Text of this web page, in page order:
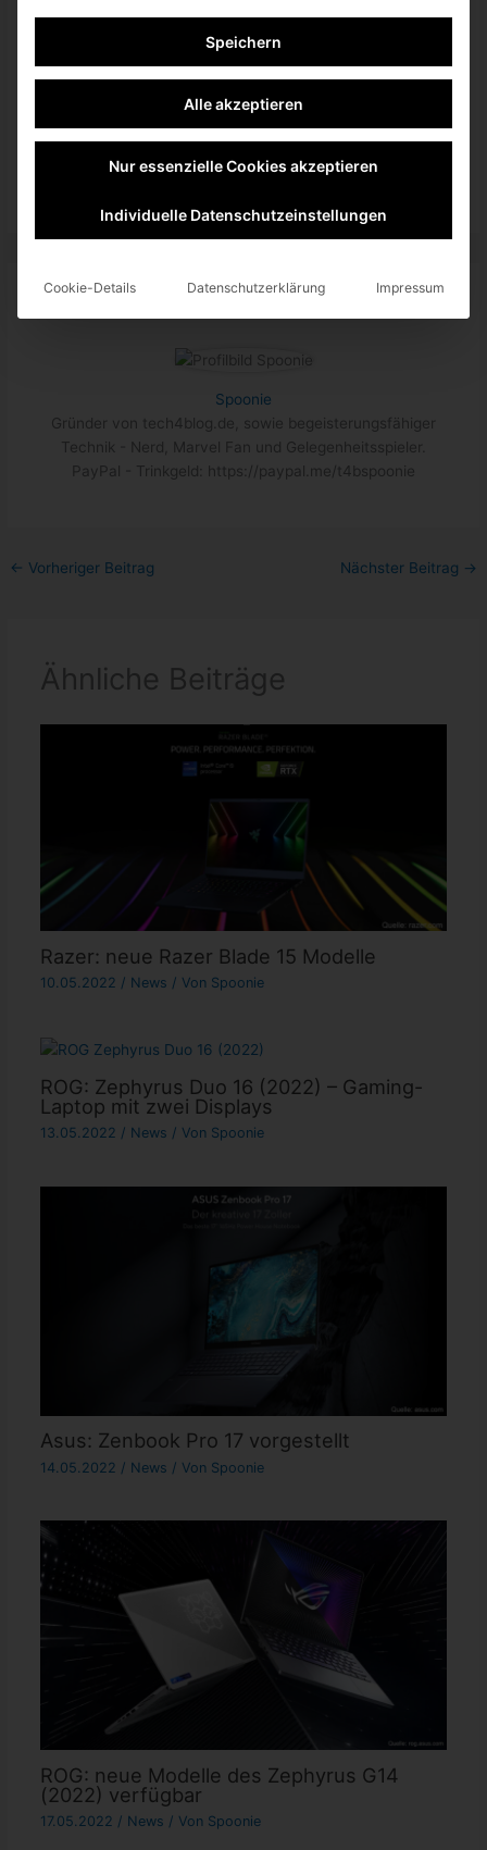
Hier geht es zuroffiziellen Webseite.
twittern teilen teilen
teilen RSS-feed
About The Author
Spoonie
Gründer von tech4blog.de, sowie begeisterungsfähiger
Technik - Nerd, Marvel Fan und Gelegenheitsspieler.
PayPal - Trinkgeld: https://paypal.me/t4bspoonie
← Vorheriger Beitrag Nächster Beitrag →
Ähnliche Beiträge
Razer: neue Razer Blade 15 Modelle
10.05.2022 / News / Von Spoonie
ROG: Zephyrus Duo 16 (2022) – Gaming-
Laptop mit zwei Displays
13.05.2022 / News / Von Spoonie
Asus: Zenbook Pro 17 vorgestellt
14.05.2022 / News / Von Spoonie
ROG: neue Modelle des Zephyrus G14
(2022) verfügbar
17.05.2022 / News / Von Spoonie
Speichern
Alle akzeptieren
Nur essenzielle Cookies akzeptieren
Individuelle Datenschutzeinstellungen
Cookie-Details Datenschutzerklärung Impressum